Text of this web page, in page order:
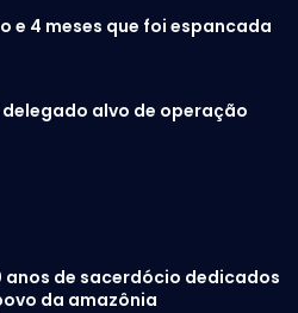
e 4 meses que foi espancada
alvo de operação
anos de sacerdócio dedicados
da amazônia